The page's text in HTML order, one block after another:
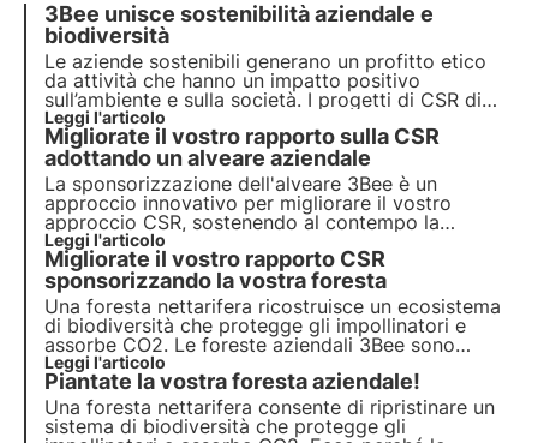
3Bee unisce sostenibilità aziendale e
biodiversità
Le aziende sostenibili generano un profitto etico
da attività che hanno un impatto positivo
sull’ambiente e sulla società. I progetti di CSR di
3Bee rigenerano la biodiversità. Scopri come
essere (più) sostenibile e come proteggere la
biodiversità coinvolgendo i tuoi dipendenti.
Leggi l'articolo
Migliorate il vostro rapporto sulla CSR
adottando un alveare aziendale
La sponsorizzazione dell'alveare 3Bee è un
approccio innovativo per migliorare il vostro
approccio CSR, sostenendo al contempo la
biodiversità. Sponsorizzate un alveare connesso e
monitorate le api dalla vostra app, educando al
contempo i vostri dipendenti sull'importanza
dell'impollinazione.
Leggi l'articolo
Migliorate il vostro rapporto CSR
sponsorizzando la vostra foresta
Una foresta nettarifera ricostruisce un ecosistema
di biodiversità che protegge gli impollinatori e
assorbe CO2. Le foreste aziendali 3Bee sono
quindi la soluzione innovativa per le aziende che
vogliono avere un impatto positivo sull'ambiente.
Leggi l'articolo
Piantate la vostra foresta aziendale!
Una foresta nettarifera consente di ripristinare un
sistema di biodiversità che protegge gli